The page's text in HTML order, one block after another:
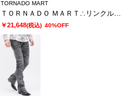
TORNADO MART
￥21,648(税込) 40%OFF